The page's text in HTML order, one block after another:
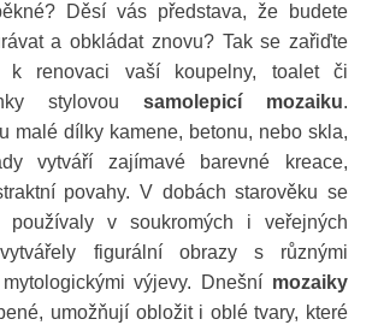
Děsí vás představa, že budete
a obkládat znovu? Tak se zařiďte
k renovaci vaší koupelny, toalet či
stylovou samolepicí mozaiku.
malé dílky kamene, betonu, nebo skla,
vytváří zajímavé barevné kreace,
povahy. V dobách starověku se
používaly v soukromých i veřejných
figurální obrazy s různými
výjevy. Dnešní mozaiky
umožňují obložit i oblé tvary, které